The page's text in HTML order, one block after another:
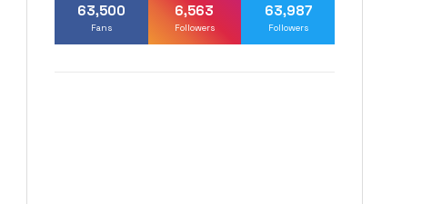
63,500
Fans
6,563
Followers
63,987
Followers